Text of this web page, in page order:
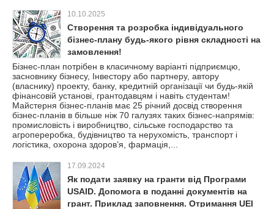
10.10.2025
Створення та розробка індивідуального
бізнес-плану будь-якого рівня складності на
замовлення!
Бізнес-план потрібен в класичному варіанті підприємцю,
засновнику бізнесу, Інвестору або партнеру, автору
(власнику) проекту, банку, кредитній організації чи будь-якій
фінансовій установі, грантодавцям і навіть студентам!
Майстерня бізнес-планів має 25 річний досвід створення
бізнес-планів в більше ніж 70 галузях таких бізнес-напрямів:
промисловість і виробництво, сільське господарство та
агропереробка, будівництво та нерухомість, транспорт і
логістика, охорона здоров’я, фармація,...
17.09.2024
Як подати заявку на гранти від Програми
USAID. Допомога в поданні документів на
грант. Приклад заповнення. Отримання UEI